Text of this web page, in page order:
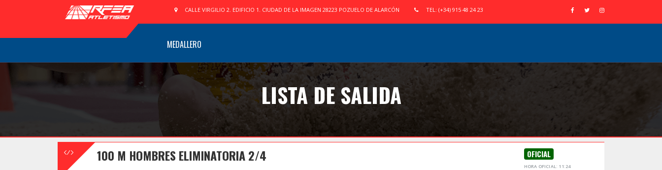
CALLE VIRGILIO 2. EDIFICIO 1. CIUDAD DE LA IMAGEN 28223 POZUELO DE ALARCÓN TEL: (+34) 915 48 24 23
MEDALLERO
LISTA DE SALIDA
100 M HOMBRES ELIMINATORIA 2/4 OFICIAL
HORA OFICIAL: 11:24